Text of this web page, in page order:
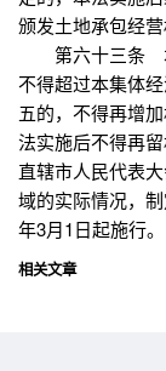
颁发土地承包经
第六十三条 本
不得超过本集体
五的，不得再增
法实施后不得再
直辖市人民代表
域的实际情况
年3月1日起施行。
相关文章